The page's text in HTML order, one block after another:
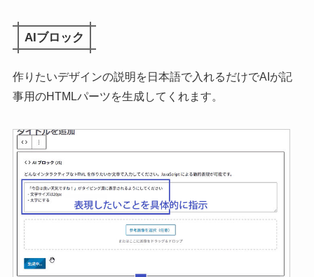
AIブロック
作りたいデザインの説明を日本語で入れるだけでAIが記
事用のHTMLパーツを生成してくれます。